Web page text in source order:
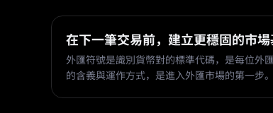
在下一筆交易前，建立更穩固的市
外匯符號是識別貨幣對的標準代碼，是每位外
的含義與運作方式，是進入外匯市場的第一步。